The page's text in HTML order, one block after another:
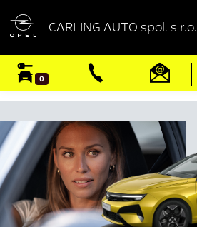
 CARLING AUTO spol. s r.o.
0